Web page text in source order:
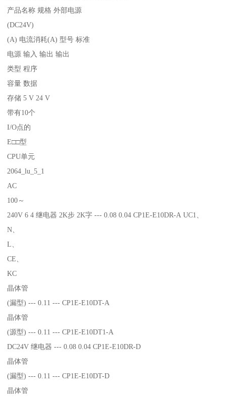
产品名称 规格 外部电源
(DC24V)
(A) 电流消耗(A) 型号 标准
电源 输入 输出 输出
类型 程序
容量 数据
存储 5 V 24 V
带有10个
I/O点的
E□□型
CPU单元
2064_lu_5_1
AC
100～
240V 6 4 继电器 2K步 2K字 --- 0.08 0.04 CP1E-E10DR-A UC1、
N、
L、
CE、
KC
晶体管
(漏型) --- 0.11 --- CP1E-E10DT-A
晶体管
(源型) --- 0.11 --- CP1E-E10DT1-A
DC24V 继电器 --- 0.08 0.04 CP1E-E10DR-D
晶体管
(漏型) --- 0.11 --- CP1E-E10DT-D
晶体管